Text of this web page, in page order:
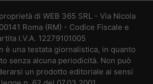
di WEB 365 SRL - Via Nicola
Roma (RM) - Codice Fiscale e
I.V.A. 12279101005
è una testata giornalistica, in quanto
senza alcuna periodicità. Non può
un prodotto editoriale ai sensi